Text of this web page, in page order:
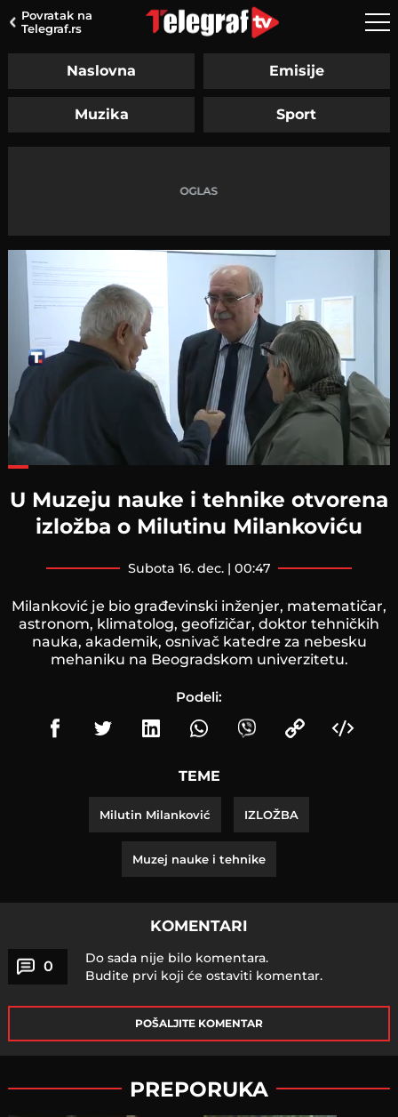
Povratak na
Telegraf.rs
Naslovna Emisije
Muzika Sport
U Muzeju nauke i tehnike otvorena
izložba o Milutinu Milankoviću
subota 16. dec. | 00:47
Milanković je bio građevinski inženjer, matematičar,
astronom, klimatolog, geofizičar, doktor tehničkih
nauka, akademik, osnivač katedre za nebesku
mehaniku na Beogradskom univerzitetu.
Podeli:
TEME
Milutin Milanković IZLOŽBA
Muzej nauke i tehnike
KOMENTARI
0
Do sada nije bilo komentara.
Budite prvi koji će ostaviti komentar.
POŠALJITE KOMENTAR
PREPORUKA